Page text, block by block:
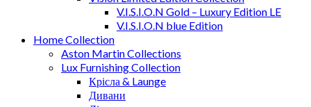
V.I.S.I.O.N Gold – Luxury Edition LE
V.I.S.I.O.N blue Edition
Home Collection
Aston Martin Collections
Lux Furnishing Collection
Крісла & Launge
Дивани